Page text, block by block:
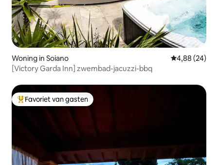
Woning in Soiano Gemiddelde
4,88 (24)
[Victory Garda Inn] zwembad-jacuzzi-bbq
Topfavoriet van gasten
Favoriet van gasten